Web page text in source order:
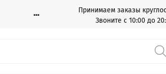
Принимаем заказы
Звоните с 10:00 до